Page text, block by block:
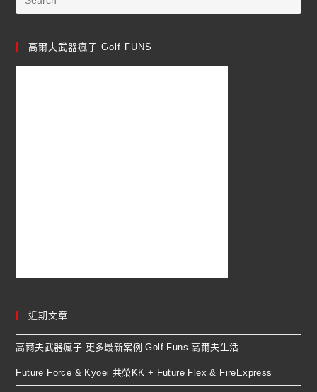
高爾夫武器瘋子 Golf FUNS
近期文章
高爾夫武器瘋子-更多最新案例 Golf Funs 高爾夫生活
Future Force & Kyoei 共榮KK + Future Flex & FireExpress